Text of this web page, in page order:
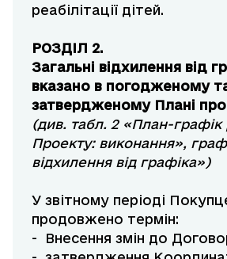
реабілітації дітей.
РОЗДІЛ 2.
Загальні відхилення від
вказано в погодженому
затвердженому Плані пр
(див. табл. 2 «План-графік
Проекту: виконання»,
відхилення від графіка»)
У звітному періоді
продовжено термін:
- Внесення змін до